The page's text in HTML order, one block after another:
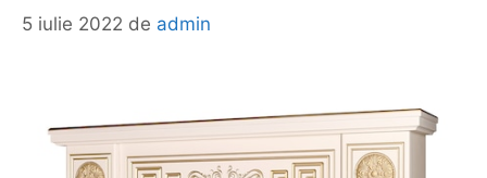
5 iulie 2022 de admin